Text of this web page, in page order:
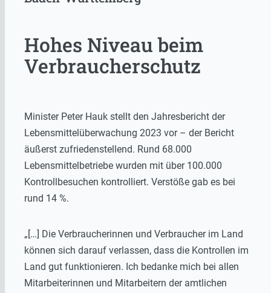
Hohes Niveau beim
Verbraucherschutz
Minister Peter Hauk stellt den Jahresbericht der
Lebensmittelüberwachung 2023 vor – der Bericht
äußerst zufriedenstellend. Rund 68.000
Lebensmittelbetriebe wurden mit über 100.000
Kontrollbesuchen kontrolliert. Verstöße gab es bei
rund 14 %.
„[…] Die Verbraucherinnen und Verbraucher im Land
können sich darauf verlassen, dass die Kontrollen im
Land gut funktionieren. Ich bedanke mich bei allen
Mitarbeiterinnen und Mitarbeitern der amtlichen